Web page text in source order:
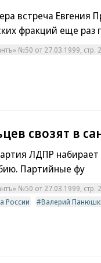
встреча Евгения
фракций еще раз
№50 от 27.03.1999, стр. 2
свозят в
ЛДПР
Партийные фу
№50 от 27.03.1999, стр. 2
России
Валерий